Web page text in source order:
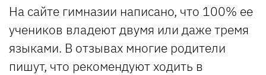
На сайте гимназии написано, что 100% ее
учеников владеют двумя или даже тремя
языками. В отзывах многие родители
пишут, что рекомендуют ходить в